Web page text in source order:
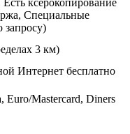
ксерокопирование
Специальные
запросу)
3 км)
Интернет бесплатно
Euro/Mastercard, Diners